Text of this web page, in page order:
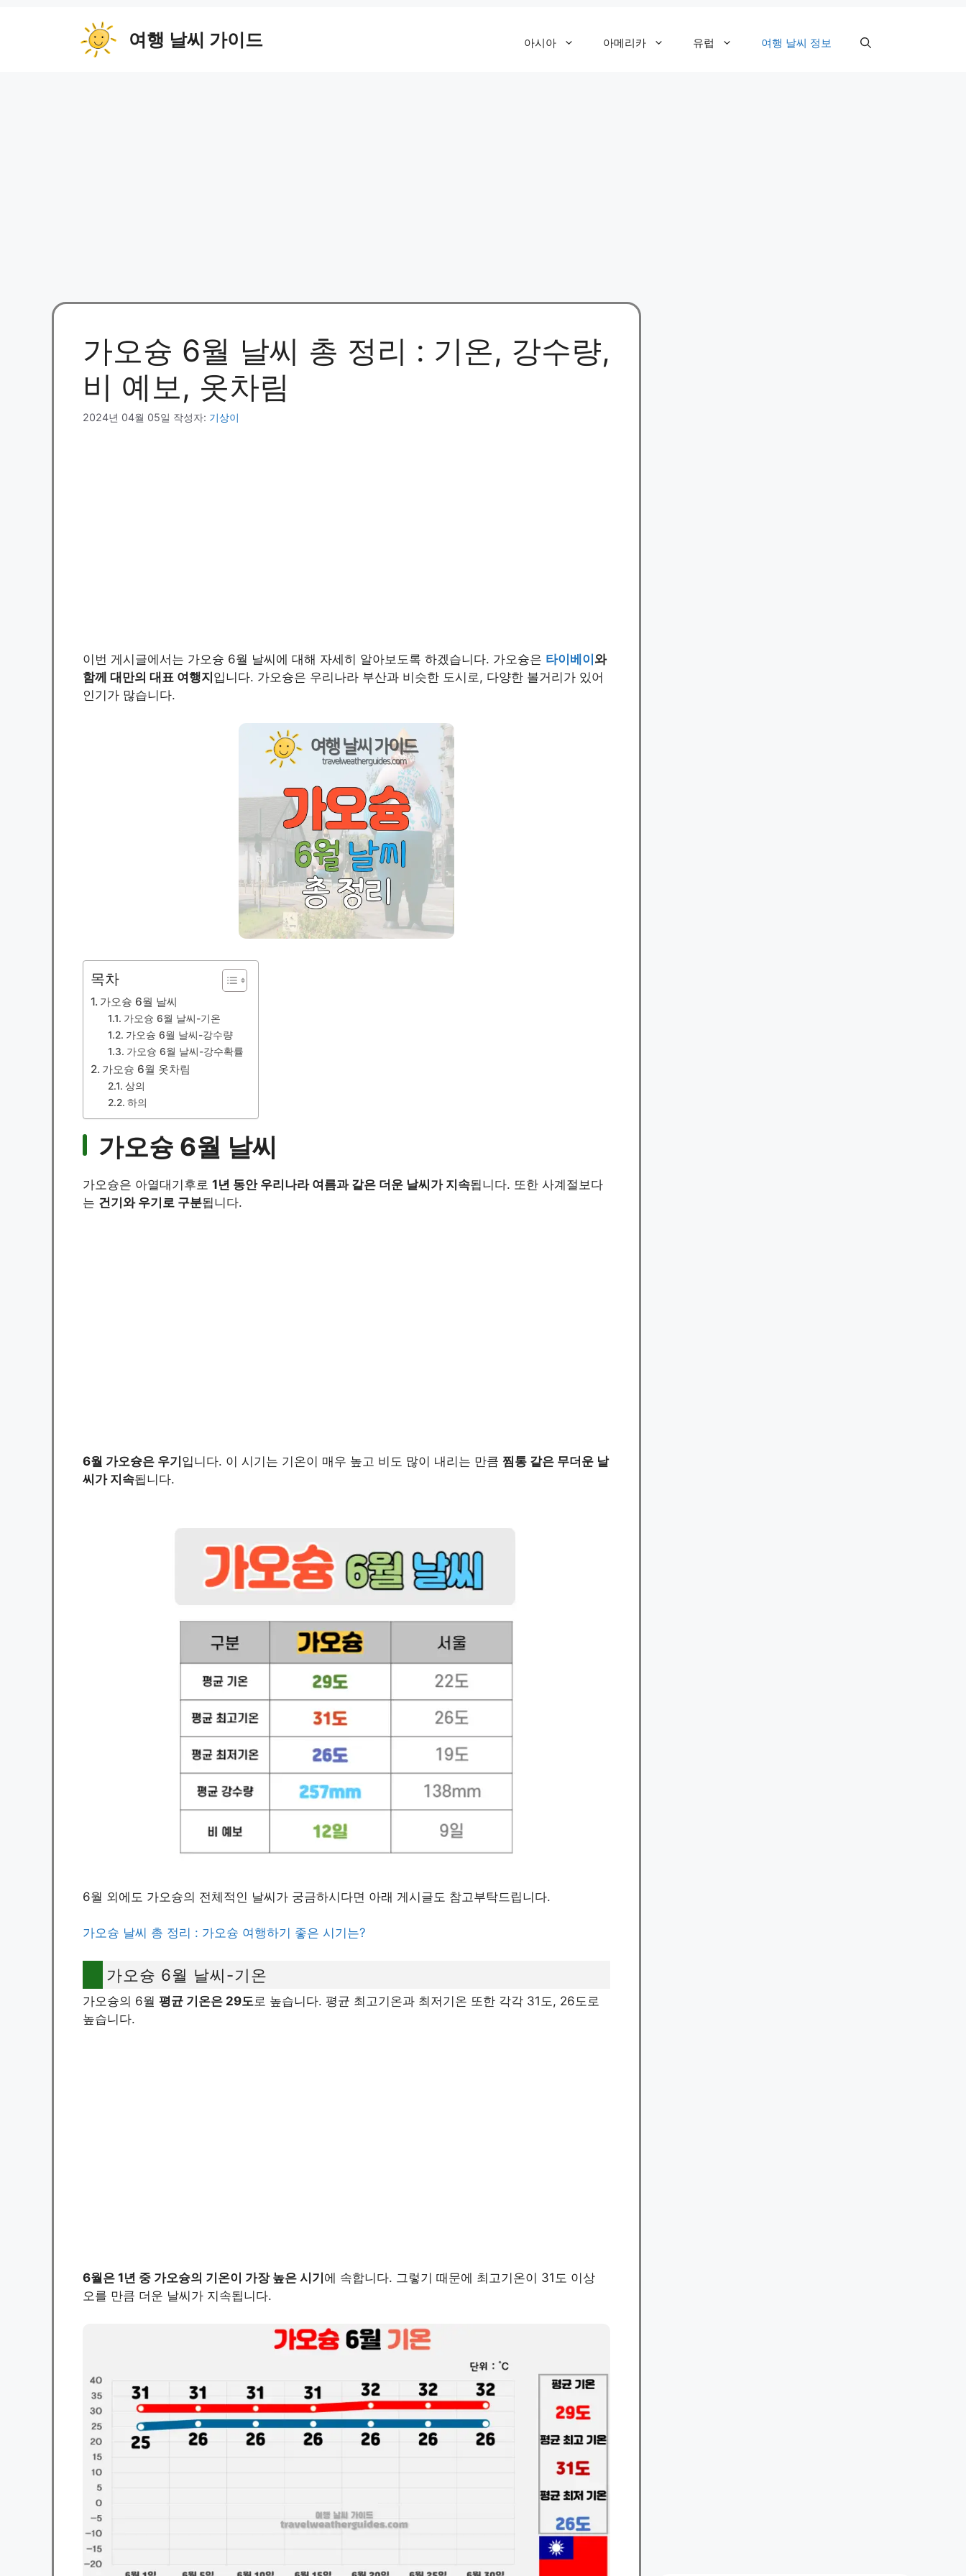
여행 날씨 가이드 아시아 아메리카 유럽 여행 날씨 정보
가오슝 6월 날씨 총 정리 : 기온, 강수량,
비 예보, 옷차림
2024년 04월 05일 작성자: 기상이
이번 게시글에서는 가오슝 6월 날씨에 대해 자세히 알아보도록 하겠습니다. 가오슝은 타이베이 와
함께 대만의 대표 여행지 입니다. 가오슝은 우리나라 부산과 비슷한 도시로, 다양한 볼거리가 있어
인기가 많습니다.
목차
가오슝 6월 날씨
가오슝 6월 날씨-기온
가오슝 6월 날씨-강수량
가오슝 6월 날씨-강수확률
가오슝 6월 옷차림
상의
하의
가오슝 6월 날씨
가오슝은 아열대기후로 1년 동안 우리나라 여름과 같은 더운 날씨가 지속됩니다. 또한 사계절보다
는 건기와 우기로 구분됩니다.
6월 가오슝은 우기 입니다. 이 시기는 기온이 매우 높고 비도 많이 내리는 만큼 찜통 같은 무더운 날
씨가 지속됩니다.
6월 외에도 가오슝의 전체적인 날씨가 궁금하시다면 아래 게시글도 참고부탁드립니다.
가오슝 날씨 총 정리 : 가오슝 여행하기 좋은 시기는?
가오슝 6월 날씨-기온
가오슝의 6월 평균 기온은 29도 로 높습니다. 평균 최고기온과 최저기온 또한 각각 31도, 26도로
높습니다.
6월은 1년 중 가오슝의 기온이 가장 높은 시기 에 속합니다. 그렇기 때문에 최고기온이 31도 이상
오를 만큼 더운 날씨가 지속됩니다.